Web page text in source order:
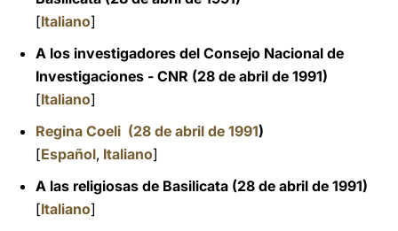
[Italiano]
A los investigadores del Consejo Nacional de
Investigaciones - CNR (28 de abril de 1991)
[Italiano]
Regina Coeli (28 de abril de 1991)
[Español, Italiano]
A las religiosas de Basilicata (28 de abril de 1991)
[Italiano]